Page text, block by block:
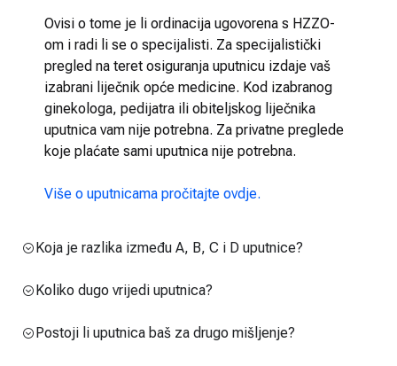
Ovisi o tome je li ordinacija ugovorena s HZZO-
om i radi li se o specijalisti. Za specijalistički
pregled na teret osiguranja uputnicu izdaje vaš
izabrani liječnik opće medicine. Kod izabranog
ginekologa, pedijatra ili obiteljskog liječnika
uputnica vam nije potrebna. Za privatne preglede
koje plaćate sami uputnica nije potrebna.
Više o uputnicama pročitajte ovdje.
Koja je razlika između A, B, C i D uputnice?
Koliko dugo vrijedi uputnica?
Postoji li uputnica baš za drugo mišljenje?